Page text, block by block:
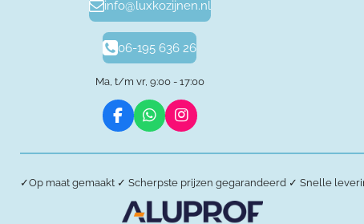
info@luxkozijnen.nl
06-195 636 26
Ma, t/m vr, 9:00 - 17:00
F
a
c
b
W
h
a
s
I
n
s
a
✓Op maat gemaakt ✓ Scherpste prijzen gegarandeerd ✓ Snelle